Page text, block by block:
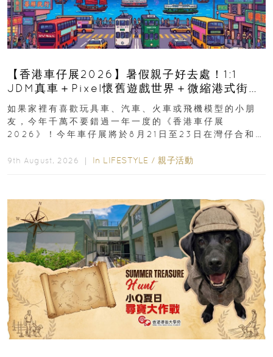
【香港車仔展2026】暑假親子好去處！1:1
JDM真車＋Pixel懷舊遊戲世界＋微縮港式街景
8月灣仔登場 車迷家庭必去！
如果家裡有喜歡玩具車、汽車、火車或飛機模型的小朋
友，今年千萬不要錯過一年一度的《香港車仔展
2026》！今年車仔展將於8月21日至23日在灣仔合和酒
9th August, 2026 ｜ In LIFESTYLE / 親子活動